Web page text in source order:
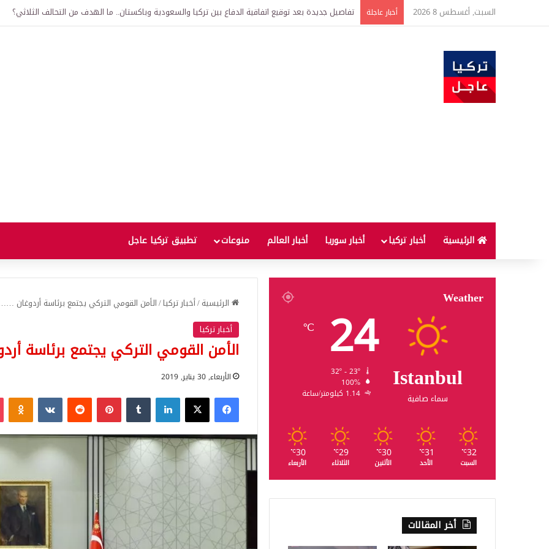
السبت, أغسطس 8 2026 أخبار عاجلة خبير اقتصادي يتوقع وصول غرام الذهب إلى 12 ألف ليرة.. متى يحدث ذلك؟
الرئيسية أخبار تركيا أخبار سوريا أخبار العالم منوعات تطبيق تركيا عاجل
الرئيسية/أخبار تركيا/الأمن القومي التركي يجتمع برئاسة أردوغان
أخبار تركيا
الأمن القومي التركي يجتمع برئاسة
الأربعاء, 30 يناير, 2019
فيسبوك‫X لينكدإن بينتيريست
Weather
Istanbul
سماء صافية
24
℃
100%
1.14 كيلومتر/ساعة
32
℃
السبت
31
℃
الأحد
30
℃
الأثنين
29
℃
الثلاثاء
30
℃
الأربعاء
أخر المقالات